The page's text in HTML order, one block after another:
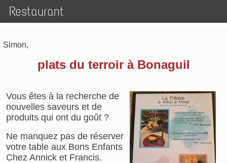
Restaurant
Simon,
plats du terroir à Bonaguil
Vous êtes à la recherche de
nouvelles saveurs et de
produits qui ont du goût ?
Ne manquez pas de réserver
votre table aux Bons Enfants
Chez Annick et Francis.